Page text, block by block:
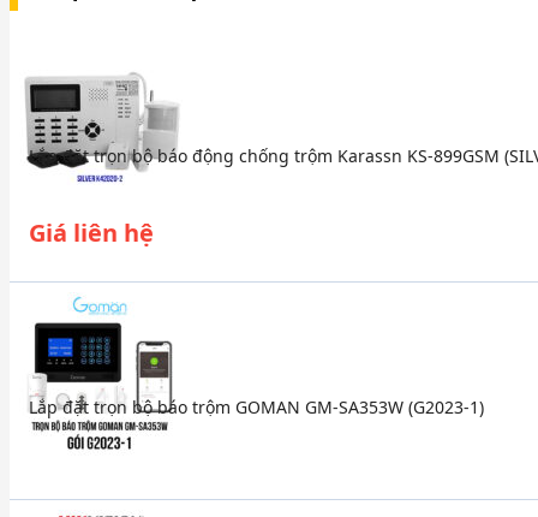
Lắp đặt trọn bộ báo động chống trộm Karassn KS-899GSM
Giá liên hệ
Lắp đặt trọn bộ báo trộm GOMAN GM-SA353W (G2023-1)